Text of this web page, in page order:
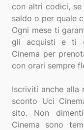
con altri codici,
saldo o per quale
Ogni mese ti
gli acquisti e ti
Cinema per
con orari sempre
Iscriviti anche alla
sconto Uci
sito. Non
Cinema sono